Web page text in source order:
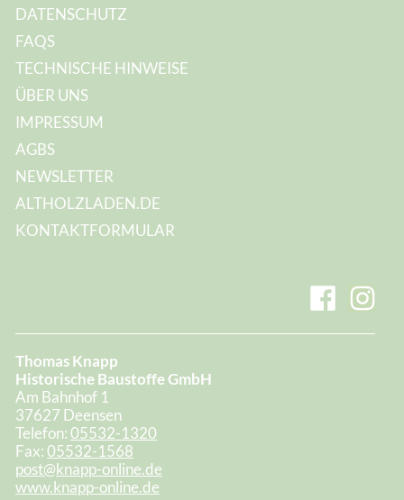
DATENSCHUTZ
FAQS
TECHNISCHE HINWEISE
ÜBER UNS
IMPRESSUM
AGBS
NEWSLETTER
ALTHOLZLADEN.DE
KONTAKTFORMULAR
Thomas Knapp
Historische Baustoffe GmbH
Am Bahnhof 1
37627 Deensen
Telefon:05532-1320
Fax:05532-1568
post@knapp-online.de
www.knapp-online.de